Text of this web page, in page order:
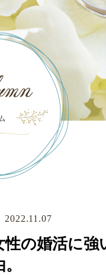
2022.11.07
性の婚活に